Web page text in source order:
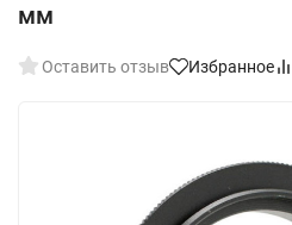
мм
Оставить отзыв Избранное